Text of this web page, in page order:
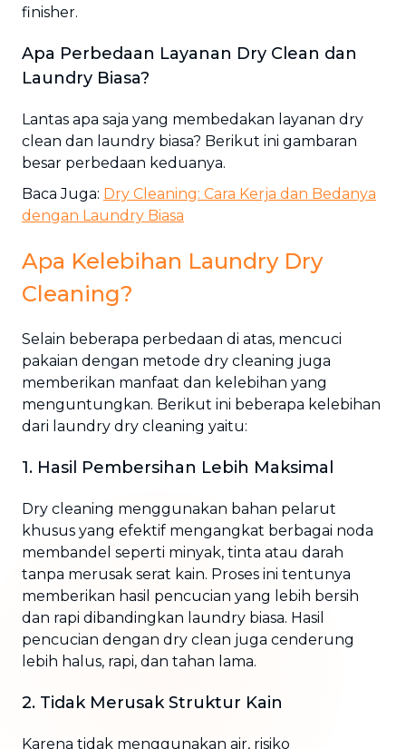
finisher.
Apa Perbedaan Layanan Dry Clean dan
Laundry Biasa?
Lantas apa saja yang membedakan layanan dry
clean dan laundry biasa? Berikut ini gambaran
besar perbedaan keduanya.
Baca Juga: Dry Cleaning: Cara Kerja dan Bedanya
dengan Laundry Biasa
Apa Kelebihan Laundry Dry
Cleaning?
Selain beberapa perbedaan di atas, mencuci
pakaian dengan metode dry cleaning juga
memberikan manfaat dan kelebihan yang
menguntungkan. Berikut ini beberapa kelebihan
dari laundry dry cleaning yaitu:
1. Hasil Pembersihan Lebih Maksimal
Dry cleaning menggunakan bahan pelarut
khusus yang efektif mengangkat berbagai noda
membandel seperti minyak, tinta atau darah
tanpa merusak serat kain. Proses ini tentunya
memberikan hasil pencucian yang lebih bersih
dan rapi dibandingkan laundry biasa. Hasil
pencucian dengan dry clean juga cenderung
lebih halus, rapi, dan tahan lama.
2. Tidak Merusak Struktur Kain
Karena tidak menggunakan air, risiko